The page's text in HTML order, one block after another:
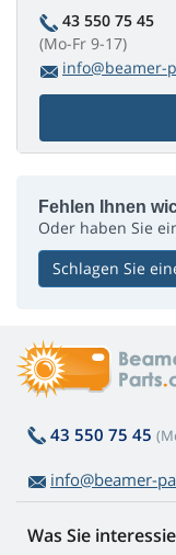
43 550 75 45
(Mo-Fr 9-17)
info@beamer-
Fehlen Ihnen
Oder haben Sie
Schlagen Sie
43 550 75 45
info@beamer-
Was Sie